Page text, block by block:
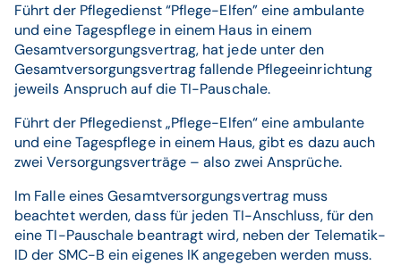
Führt der Pflegedienst “Pflege-Elfen” eine ambulante
und eine Tagespflege in einem Haus in einem
Gesamtversorgungsvertrag, hat jede unter den
Gesamtversorgungsvertrag fallende Pflegeeinrichtung
jeweils Anspruch auf die TI-Pauschale.
Führt der Pflegedienst „Pflege-Elfen“ eine ambulante
und eine Tagespflege in einem Haus, gibt es dazu auch
zwei Versorgungsverträge – also zwei Ansprüche.
Im Falle eines Gesamtversorgungsvertrag muss
beachtet werden, dass für jeden TI-Anschluss, für den
eine TI-Pauschale beantragt wird, neben der Telematik-
ID der SMC-B ein eigenes IK angegeben werden muss.